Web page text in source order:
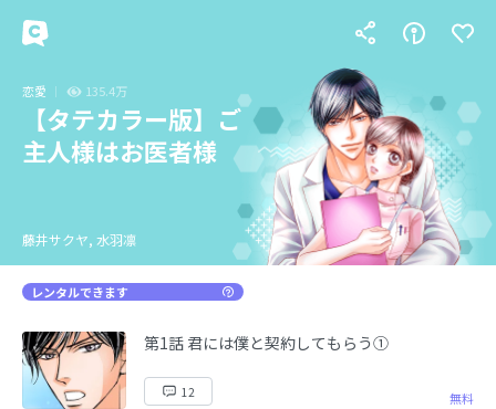
恋愛 135.4万
【タテカラー版】ご
主人様はお医者様
藤井サクヤ, 水羽凛
レンタルできます
第1話 君には僕と契約してもらう①
12 無料